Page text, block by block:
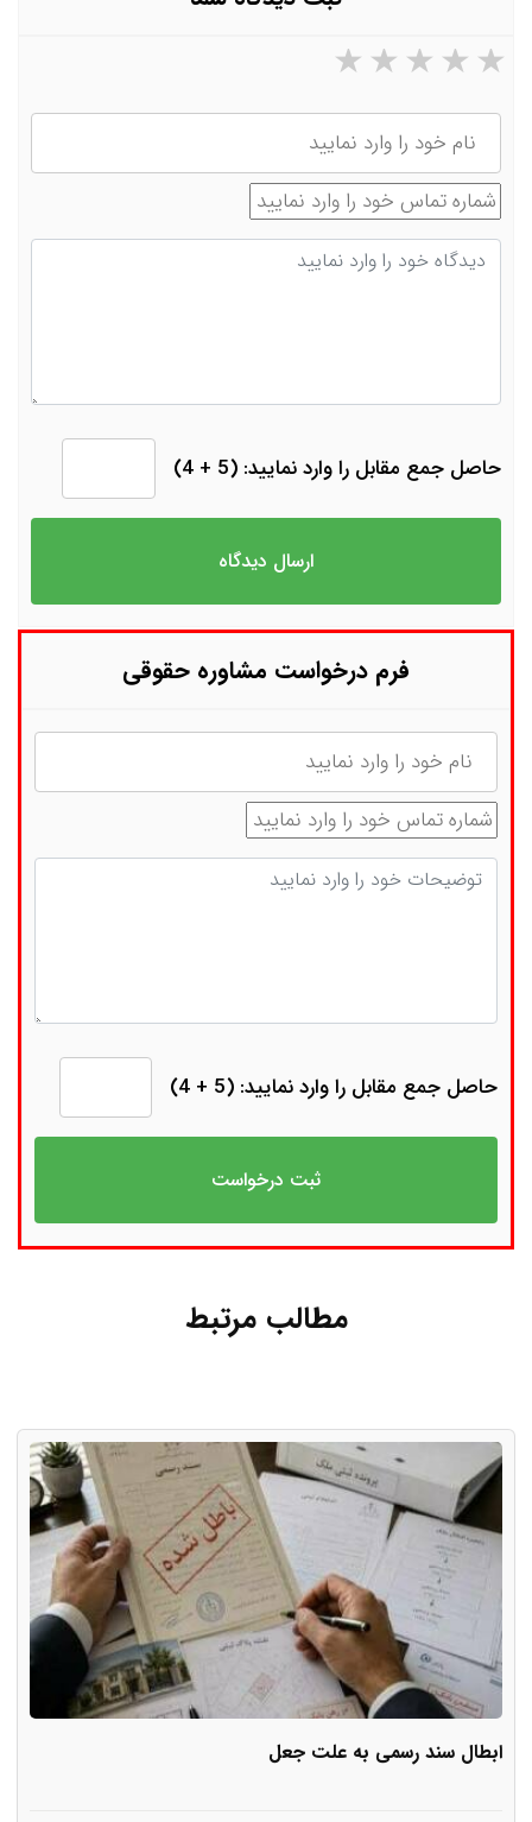
۵ ستاره از ۵ ۴ ستاره از ۵ ۳ ستاره از ۵ ۲ ستاره از ۵
نام
شماره تماس
دیدگاه
حاصل جمع مقابل را وارد نمایید: (5 + 4)
فرم درخواست مشاوره حقوقی
نام
شماره تماس
توضیحات
حاصل جمع مقابل را وارد نمایید: (5 + 4)
مطالب مرتبط
ابطال سند رسمی به علت جعل